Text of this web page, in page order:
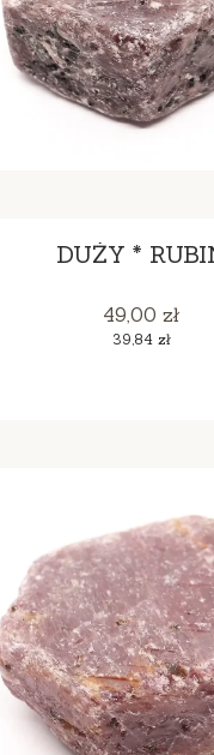
DUŻY *
Cena
49,00 zł
Cena
39,84 zł